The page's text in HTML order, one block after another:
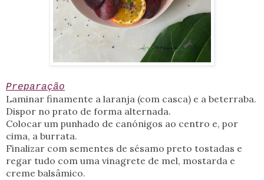
Preparação
Laminar finamente a laranja (com casca) e a beterraba.
Dispor no prato de forma alternada.
Colocar um punhado de canónigos ao centro e, por
cima, a burrata.
Finalizar com sementes de sésamo preto tostadas e
regar tudo com uma vinagrete de mel, mostarda e
creme balsâmico.